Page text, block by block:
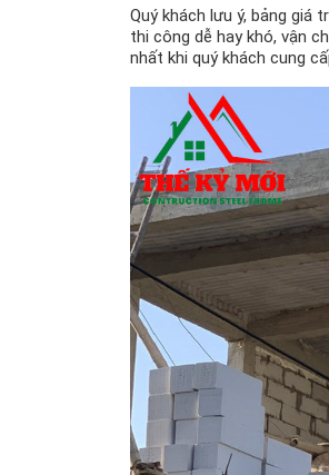
Quý khách lưu ý, bảng giá
thi công dễ hay khó, vận
nhất khi quý khách cung